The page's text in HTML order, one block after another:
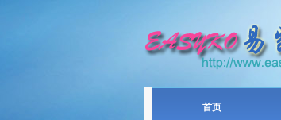
首页